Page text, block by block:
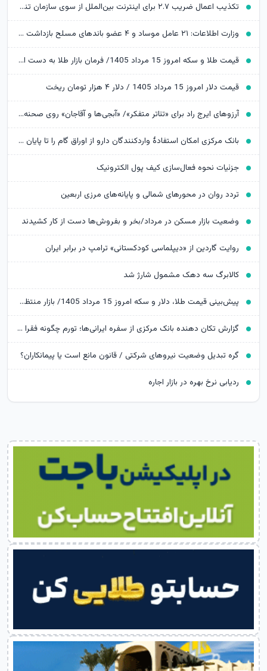
تکذیب اعمال ضریب ۲.۷ برای اینترنت بین‌الملل از سوی سازمان تنظیم مقررات
وزارت اطلاعات: ۲۱ عامل موساد و ۴ عضو باندهای مسلح بازداشت شدند
قیمت طلا و سکه امروز 15 مرداد 1405/ فرمان بازار طلا به دست اونس جهانی افتاد
قیمت دلار امروز 15 مرداد 1405 / دلار ۴ هزار تومان ریخت
آرزوهای ایرج راد برای «تئاتر متفکر»/ «آبجی‌ها و آقاجان» روی صحنه می‌رود
بانک مرکزی امکان استفادۀ واردکنندگان دارو از اوراق گام را تا پایان امسال تمدید کرد
جزئیات نحوه فعال‌سازی کیف پول الکترونیک
تردد روان در محورهای شمالی و پایانه‌های مرزی اربعین
وضعیت بازار مسکن در مرداد/بخر و بفروش‌ها دست از کار کشیدند
روایت گاردین از «دیپلماسی کودکستانی» ترامپ در برابر ایران
کالابرگ سه دهک مشمول شارژ شد
پیش‌بینی قیمت طلا، دلار و سکه امروز 15 مرداد 1405/ بازار منتظر مذاکرات تنگه هرمز
گزارش تکان‌ دهنده بانک مرکزی از سفره ایرانی‌ها؛ تورم چگونه فقرا را فقیرتر کرد؟
گره تبدیل وضعیت نیروهای شرکتی / قانون مانع است یا پیمانکاران؟
ردیابی نرخ بهره در بازار اجاره